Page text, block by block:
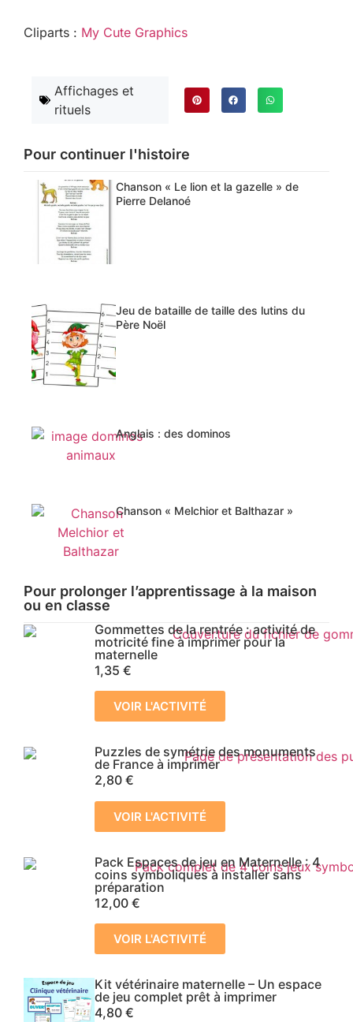
Cliparts : My Cute Graphics
Affichages et
rituels
Pour continuer l'histoire
Chanson « Le lion et la gazelle » de
Pierre Delanoé
Jeu de bataille de taille des lutins du
Père Noël
Anglais : des dominos
Chanson « Melchior et Balthazar »
Pour prolonger l’apprentissage à la maison
ou en classe
Gommettes de la rentrée : activité de
motricité fine à imprimer pour la
maternelle
1,35 €
VOIR L'ACTIVITÉ
Puzzles de symétrie des monuments
de France à imprimer
2,80 €
VOIR L'ACTIVITÉ
Pack Espaces de jeu en Maternelle : 4
coins symboliques à installer sans
préparation
12,00 €
VOIR L'ACTIVITÉ
Kit vétérinaire maternelle – Un espace
de jeu complet prêt à imprimer
4,80 €